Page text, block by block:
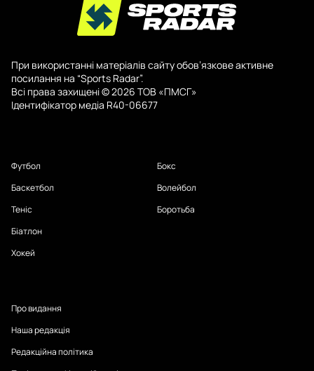
При використанні матеріалів сайту обов’язкове активне
посилання на “Sports Radar”.
Всі права захищені © 2026 ТОВ «ПМСГ»
Ідентифікатор медіа R40-06677
Футбол
Баскетбол
Теніс
Біатлон
Хокей
Бокс
Волейбол
Боротьба
Про видання
Наша редакція
Редакційна політика